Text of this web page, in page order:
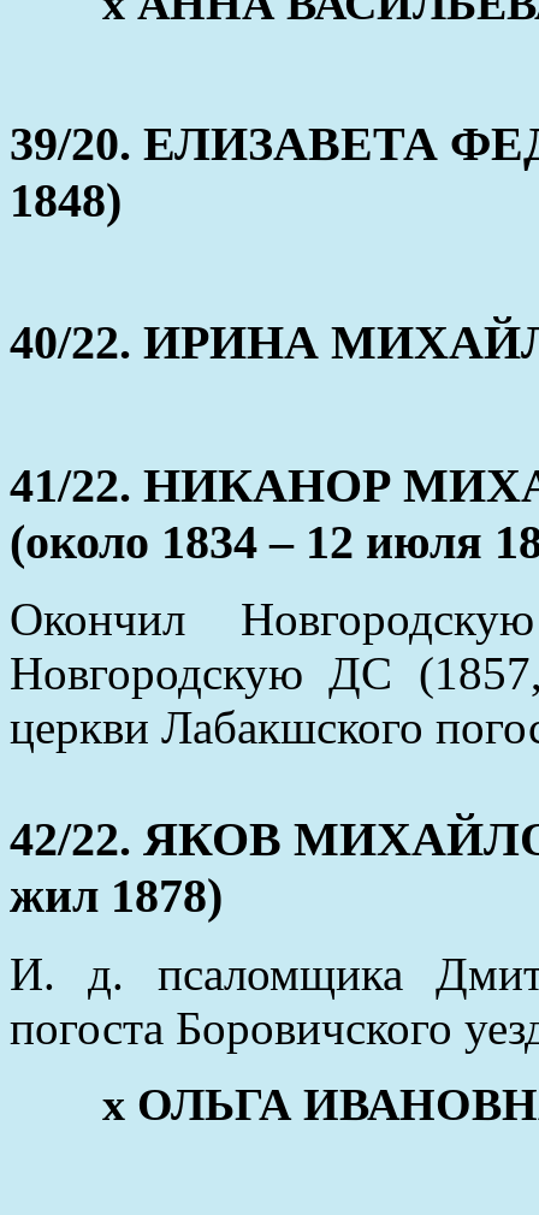
39/20. ЕЛИЗАВЕТА
1848)
40/22. ИРИНА
41/22. НИКАНОР
(около 1834 – 12 июля
Окончил
Новгородскую ДС
церкви Лабакшского
42/22. ЯКОВ
жил 1878)
И. д. псаломщика
погоста Боровичского
х ОЛЬГА ИВАНОВНА